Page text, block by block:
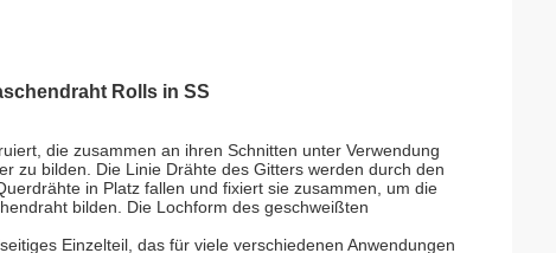
Rolls in SS
die zusammen an ihren Schnitten unter Verwendung
zu bilden. Die Linie Drähte des Gitters werden durch den
in Platz fallen und fixiert sie zusammen, um die
bilden. Die Lochform des geschweißten
Einzelteil, das für viele verschiedenen Anwendungen